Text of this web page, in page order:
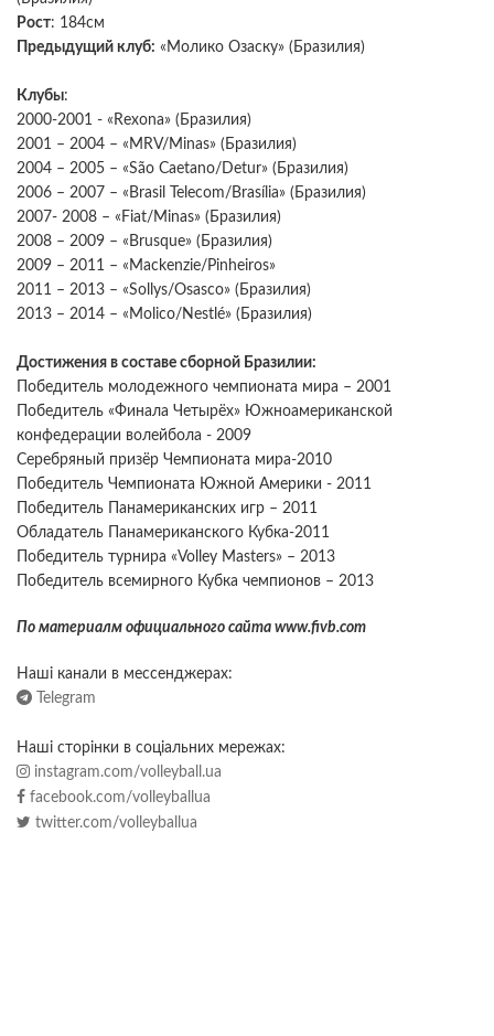
Рост: 184см
Предыдущий клуб: «Молико Озаску» (Бразилия)
Клубы:
2000-2001 - «Rexona» (Бразилия)
2001 – 2004 – «MRV/Minas» (Бразилия)
2004 – 2005 – «São Caetano/Detur» (Бразилия)
2006 – 2007 – «Brasil Telecom/Brasília» (Бразилия)
2007- 2008 – «Fiat/Minas» (Бразилия)
2008 – 2009 – «Brusque» (Бразилия)
2009 – 2011 – «Mackenzie/Pinheiros»
2011 – 2013 – «Sollys/Osasco» (Бразилия)
2013 – 2014 – «Molico/Nestlé» (Бразилия)
Достижения в составе сборной Бразилии:
Победитель молодежного чемпионата мира – 2001
Победитель «Финала Четырёх» Южноамериканской
конфедерации волейбола - 2009
Серебряный призёр Чемпионата мира-2010
Победитель Чемпионата Южной Америки - 2011
Победитель Панамериканских игр – 2011
Обладатель Панамериканского Кубка-2011
Победитель турнира «Volley Masters» – 2013
Победитель всемирного Кубка чемпионов – 2013
По материалм официального сайта www.fivb.com
Наші канали в мессенджерах:
Telegram
Наші сторінки в соціальних мережах:
instagram.com/volleyball.ua
facebook.com/volleyballua
twitter.com/volleyballua